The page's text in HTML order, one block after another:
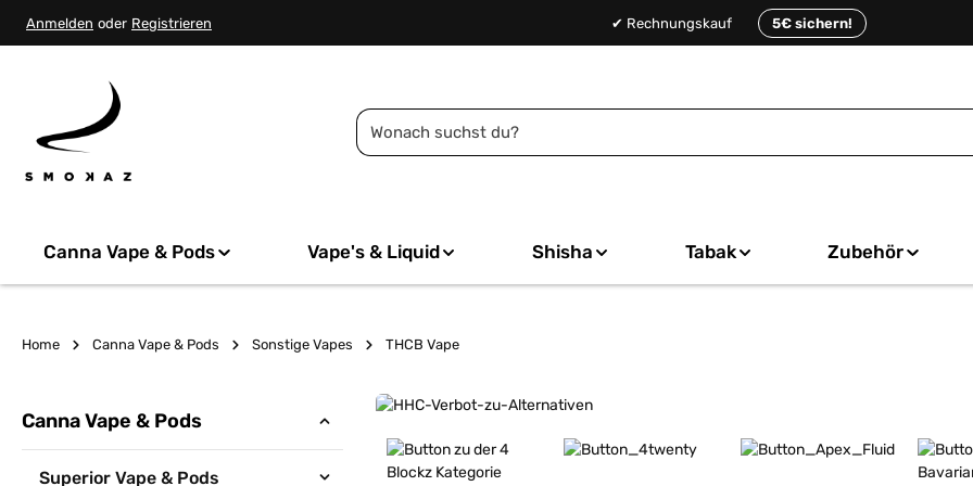
Zur Hauptnavigation springen
Anmelden oder Registrieren ✔ Rechnungskauf 5€ sichern!
Canna Vape & Pods Vape's & Liquid Shisha Tabak Zubehör
Home Canna Vape & Pods Sonstige Vapes THCB Vape
Canna Vape & Pods
Superior Vape & Pods
Mehr erfahren
Mehr erfahren Mehr erfahren Mehr erfahren Mehr